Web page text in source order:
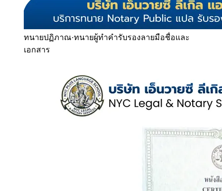
ทนายปฏิภาณ·ทนายผู้ทำคำรับรองลายมือชื่อและ
เอกสาร